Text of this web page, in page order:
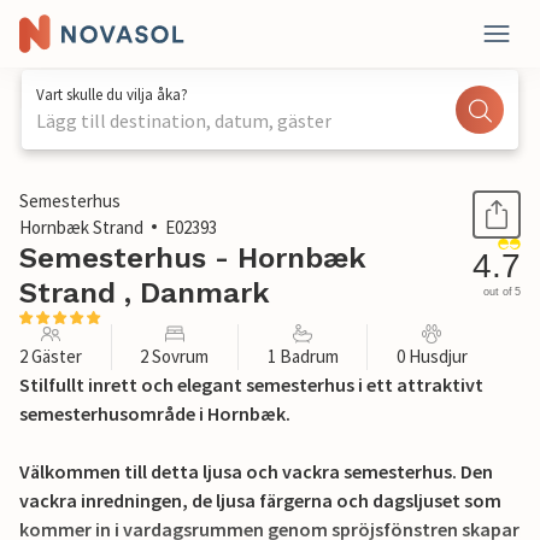
Vart skulle du vilja åka?
Lägg till destination, datum, gäster
1 / 23
Semesterhus
Hornbæk Strand
E02393
Semesterhus - Hornbæk
Strand , Danmark
4.7
out of 5
2 Gäster 2 Sovrum 1 Badrum 0 Husdjur
Stilfullt inrett och elegant semesterhus i ett attraktivt
semesterhusområde i Hornbæk.
Välkommen till detta ljusa och vackra semesterhus. Den
vackra inredningen, de ljusa färgerna och dagsljuset som
kommer in i vardagsrummen genom spröjsfönstren skapar